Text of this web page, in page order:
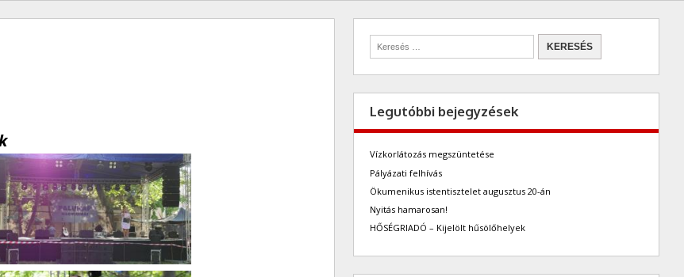
Legutóbbi bejegyzések
Vízkorlátozás megszüntetése
Pályázati felhívás
Ökumenikus istentisztelet augusztus 20-án
Nyitás hamarosan!
HŐSÉGRIADÓ – Kijelölt hűsölőhelyek